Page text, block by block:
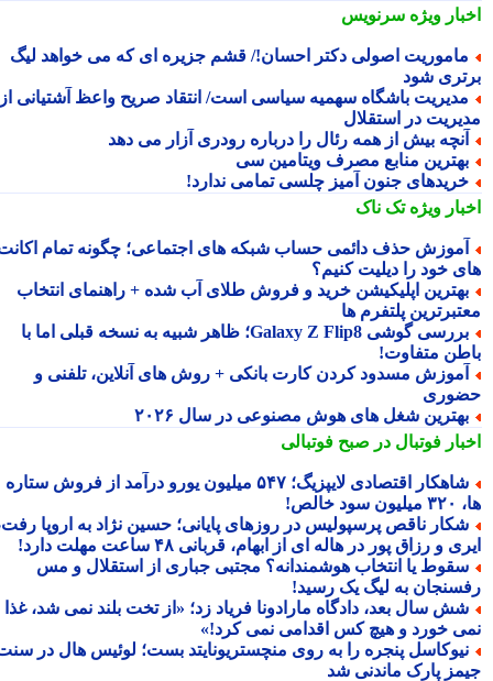
ویژهسرنویس
اصولی دکتر احسان!/ قشم جزیره ای که می خواهد لیگ
شود
باشگاه سهمیه سیاسی است/ انتقاد صریح واعظ آشتیانی از
در استقلال
بیش از همه رئال را درباره رودری آزار می دهد
منابع مصرف ویتامین سی
جنون آمیز چلسی تمامی ندارد!
ویژهتک ناک
حذف دائمی حساب شبکه های اجتماعی؛ چگونه تمام اکانت
خود را دیلیت کنیم؟
اپلیکیشن خرید و فروش طلای آب شده + راهنمای انتخاب
پلتفرم ها
بررسی گوشی Galaxy Z Flip8؛ ظاهر شبیه به نسخه قبلی اما با
متفاوت!
مسدود کردن کارت بانکی + روش های آنلاین، تلفنی و
شغل های هوش مصنوعی در سال ۲۰۲۶
فوتبال در صبح فوتبالی
شاهکار اقتصادی لایپزیگ؛ ۵۴۷ میلیون یورو درآمد از فروش ستاره
ناقص پرسپولیس در روزهای پایانی؛ حسین نژاد به اروپا رفت،
و رزاق پور در هاله ای از ابهام، قربانی ۴۸ ساعت مهلت دارد!
یا انتخاب هوشمندانه؟ مجتبی جباری از استقلال و مس
به لیگ یک رسید!
سال بعد، دادگاه مارادونا فریاد زد؛ «از تخت بلند نمی شد، غذا
خورد و هیچ کس اقدامی نمی کرد!»
پنجره را به روی منچستریونایتد بست؛ لوئیس هال در سنت
پارک ماندنی شد